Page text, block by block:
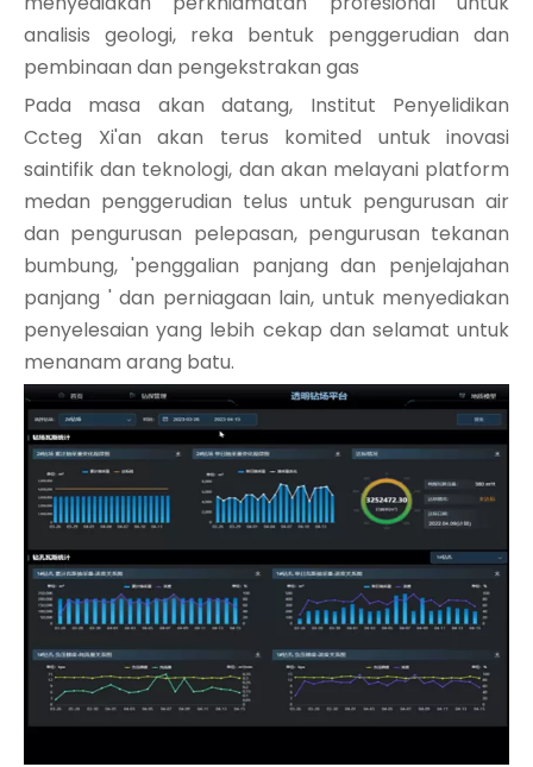
analisis geologi, reka bentuk penggerudian dan
pembinaan dan pengekstrakan gas
Pada masa akan datang, Institut Penyelidikan
Ccteg Xi'an akan terus komited untuk inovasi
saintifik dan teknologi, dan akan melayani platform
medan penggerudian telus untuk pengurusan air
dan pengurusan pelepasan, pengurusan tekanan
bumbung, 'penggalian panjang dan penjelajahan
panjang ' dan perniagaan lain, untuk menyediakan
penyelesaian yang lebih cekap dan selamat untuk
menanam arang batu.